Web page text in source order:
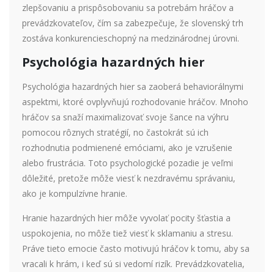
zlepšovaniu a prispôsobovaniu sa potrebám hráčov a
prevádzkovateľov, čím sa zabezpečuje, že slovenský trh
zostáva konkurencieschopný na medzinárodnej úrovni.
Psychológia hazardných hier
Psychológia hazardných hier sa zaoberá behaviorálnymi
aspektmi, ktoré ovplyvňujú rozhodovanie hráčov. Mnoho
hráčov sa snaží maximalizovať svoje šance na výhru
pomocou rôznych stratégií, no častokrát sú ich
rozhodnutia podmienené emóciami, ako je vzrušenie
alebo frustrácia. Toto psychologické pozadie je veľmi
dôležité, pretože môže viesť k nezdravému správaniu,
ako je kompulzívne hranie.
Hranie hazardných hier môže vyvolať pocity šťastia a
uspokojenia, no môže tiež viesť k sklamaniu a stresu.
Práve tieto emocie často motivujú hráčov k tomu, aby sa
vracali k hrám, i keď sú si vedomí rizík. Prevádzkovatelia,